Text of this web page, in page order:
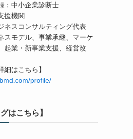
：中小企業診断士
援機関
ネスコンサルティング代表
スモデル、事業承継、マーケ
起業・新事業支援、経営改
細はこちら】
profile/
はこちら】